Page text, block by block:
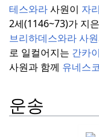
테스와라사원이 자리
2세(1146~73)가 지
브리하데스와라 사원
로 일컬어지는 간카
사원과 함께 유네스
운송